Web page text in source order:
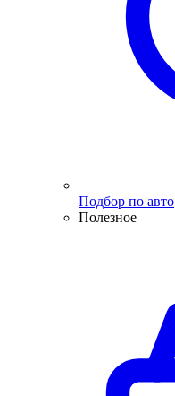
Подбор по авто
Полезное